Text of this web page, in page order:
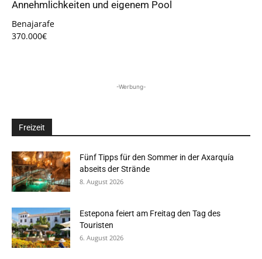
Annehmlichkeiten und eigenem Pool
Benajarafe
370.000€
-Werbung-
Freizeit
Fünf Tipps für den Sommer in der Axarquía
abseits der Strände
8. August 2026
Estepona feiert am Freitag den Tag des
Touristen
6. August 2026